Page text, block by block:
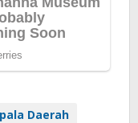
Daerah